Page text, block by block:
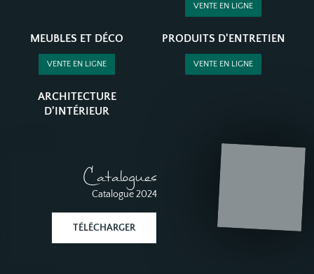
VENTE EN LIGNE
MEUBLES ET DÉCO
VENTE EN LIGNE
PRODUITS D'ENTRETIEN
VENTE EN LIGNE
ARCHITECTURE
D'INTÉRIEUR
Catalogues
Catalogue 2024
TÉLÉCHARGER